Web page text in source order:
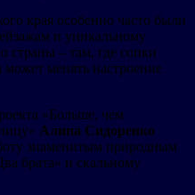
края особенно часто были
и уникальному
– там, где сопки
может менять настроение
«Больше, чем
Алина Сидоренко
знаменитым природным
брата» и скальному